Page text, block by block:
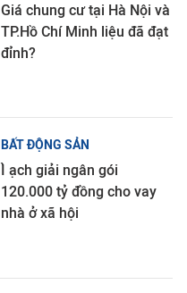
Giá chung cư tại Hà Nội và
TP.Hồ Chí Minh liệu đã đạt
đỉnh?
BẤT ĐỘNG SẢN
Ì ạch giải ngân gói
120.000 tỷ đồng cho vay
nhà ở xã hội